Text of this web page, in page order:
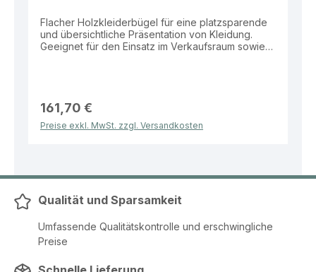
Flacher Holzkleiderbügel für eine platzsparende
und übersichtliche Präsentation von Kleidung.
Geeignet für den Einsatz im Verkaufsraum sowie
mm Verpackungseinheit: 50 Stück Vorteile:
Platzsparende Lagerung durch flache Bauweise
Ideal für leichte Bekleidung und hohe Stückzahlen
effiziente Präsentation im Verkaufsalltag.
161,70 €
Preise exkl. MwSt. zzgl. Versandkosten
Qualität und Sparsamkeit
Umfassende Qualitätskontrolle und erschwingliche
Preise